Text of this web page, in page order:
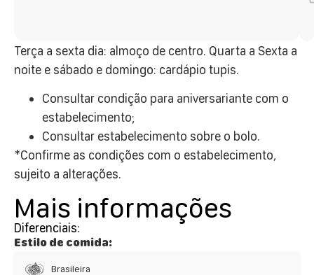
Terça a sexta dia: almoço de centro. Quarta a Sexta a
noite e sábado e domingo: cardápio tupis.
Consultar condição para aniversariante com o
estabelecimento;
Consultar estabelecimento sobre o bolo.
*Confirme as condições com o estabelecimento,
sujeito a alterações.
Mais informações
Diferenciais:
Estilo de comida:
Brasileira